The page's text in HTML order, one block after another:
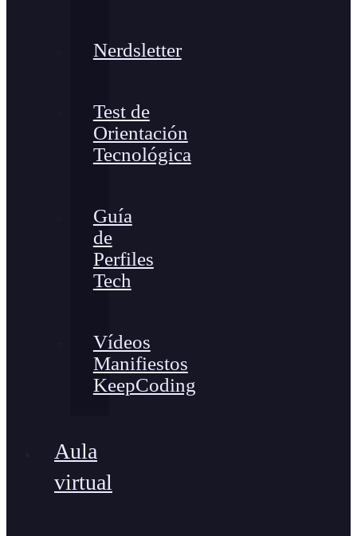
Nerdsletter
Test de
Orientación
Tecnológica
Guía
de
Perfiles
Tech
Vídeos
Manifiestos
KeepCoding
Aula
virtual